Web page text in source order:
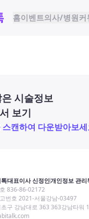
홈이벤트의사/병원커
은 시술정보
보기
스캔하여 다운받아보세
대표이사 신정인개인정보 관리
836-86-02172
번호 2021-서울강남-03497
구 강남대로 363 363강남타워